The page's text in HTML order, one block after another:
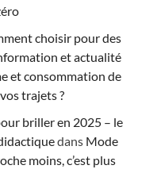
choisir pour des
et actualité
et consommation de
trajets ?
briller en 2025 – le
dans Mode
moins, c’est plus